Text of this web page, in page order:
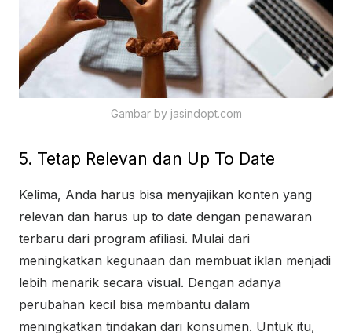
Gambar by jasindopt.com
5. Tetap Relevan dan Up To Date
Kelima, Anda harus bisa menyajikan konten yang
relevan dan harus up to date dengan penawaran
terbaru dari program afiliasi. Mulai dari
meningkatkan kegunaan dan membuat iklan menjadi
lebih menarik secara visual. Dengan adanya
perubahan kecil bisa membantu dalam
meningkatkan tindakan dari konsumen. Untuk itu,